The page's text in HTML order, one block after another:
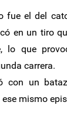
fue el del
en un tiro
lo que
carrera.
con un
mismo